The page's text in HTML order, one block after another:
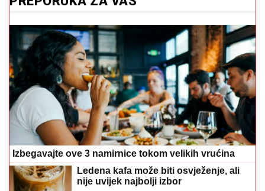
Izbegavajte ove 3 namirnice tokom velikih vrućina
Ledena kafa može biti osvježenje, ali
nije uvijek najbolji izbor